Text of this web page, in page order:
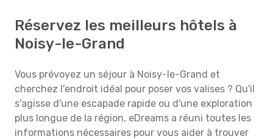
Réservez les meilleurs hôtels à
Noisy-le-Grand
Vous prévoyez un séjour à Noisy-le-Grand et
cherchez l'endroit idéal pour poser vos valises ? Qu'il
s'agisse d'une escapade rapide ou d'une exploration
plus longue de la région, eDreams a réuni toutes les
informations nécessaires pour vous aider à trouver